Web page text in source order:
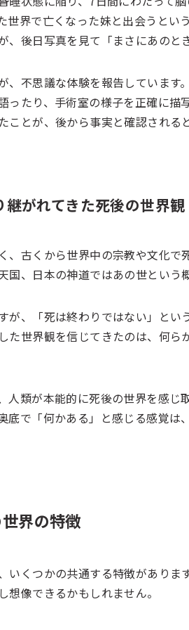
世界で亡くなった妹と出会うとい
後日写真を見て「まさにあのと
、不思議な体験を報告しています
ったり、手術室の様子を正確に
ことが、後から事実と確認される
がれてきた死後の世界観
、古くから世界中の宗教や文化で
、日本の神道ではあの世という
が、「死は終わりではない」とい
た世界観を信じてきたのは、何ら
類が本能的に死後の世界を感じ
底で「何かある」と感じる感覚は
界の特徴
いくつかの共通する特徴がありま
像できるかもしれません。